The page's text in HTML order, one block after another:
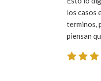
los casos
terminos,
piensan